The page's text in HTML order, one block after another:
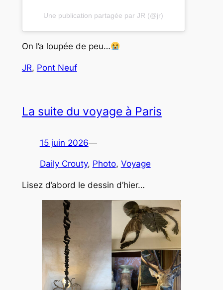
Une publication partagée par JR (@jr)
On l’a loupée de peu…
JR, Pont Neuf
La suite du voyage à Paris
15 juin 2026—
Daily Crouty, Photo, Voyage
Lisez d’abord le dessin d’hier…